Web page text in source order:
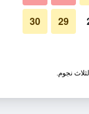
زافيريا
29
30
نجوم.